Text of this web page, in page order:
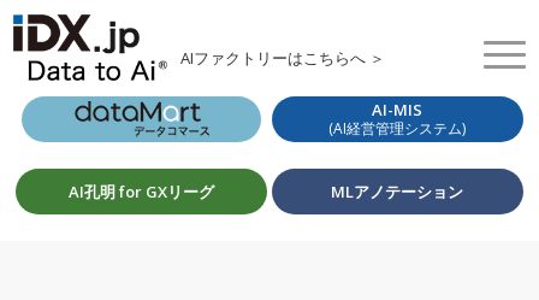
AIファクトリーはこちらへ ＞
AI-MIS
(AI経営管理システム)
AI孔明 for GXリーグ MLアノテーション